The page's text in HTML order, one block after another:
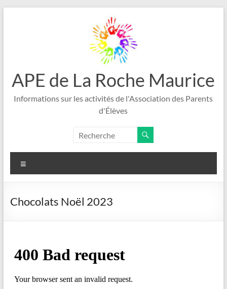
APE de La Roche Maurice
Informations sur les activités de l'Association des Parents
d'Élèves
Chocolats Noël 2023